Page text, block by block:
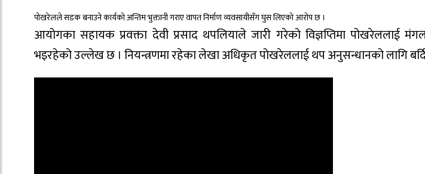
पोखरेलले सडक बनाउने कार्यको अन्तिम भुक्तानी गराए वापत निर्माण व्यवसायीसँग घुस लिएको आरोप छ ।
आयोगका सहायक प्रवक्ता देवी प्रसाद थपलियाले जारी गरेको विज्ञप्तिमा पोखरेललाई
भइरहेको उल्लेख छ । नियन्त्रणमा रहेका लेखा अधिकृत पोखरेललाई थप अनुसन्धानको लागि